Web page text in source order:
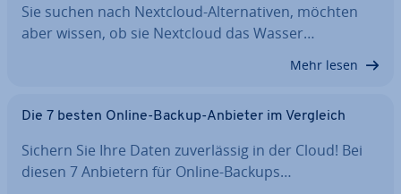
Sie suchen nach Nextcloud-Al­ter­na­ti­ven, möchten
aber wissen, ob sie Nextcloud das Wasser…
Mehr lesen
Die 7 besten Online-Backup-Anbieter im Vergleich
Sichern Sie Ihre Daten zu­ver­läs­sig in der Cloud! Bei
diesen 7 Anbietern für Online-Backups…